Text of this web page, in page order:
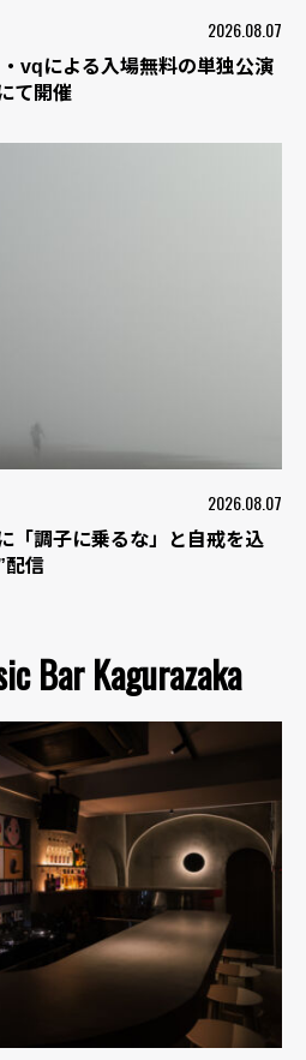
2026.08.07
vqによる入場無料の単独公演
て開催
2026.08.07
「調子に乗るな」と自戒を込
配信
Bar Kagurazaka